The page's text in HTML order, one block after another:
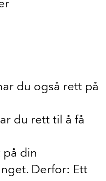
du også rett på
du rett til å få
din
Derfor: Ett